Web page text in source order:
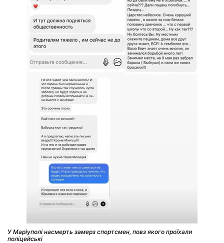
У Маріуполі насмерть замерз спортсмен, повз якого проїхали
поліцейські